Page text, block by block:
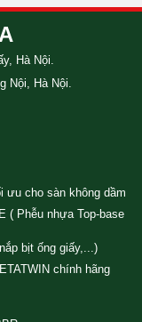
Hà Nội.
Nội, Hà Nội.
ưu cho sàn không dầm
( Phễu nhựa Top-base
bịt ống giấy,...)
chính hãng